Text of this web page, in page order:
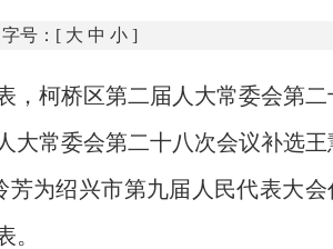
字号：[ 大 中 小 ]
，柯桥区第二届人大常委会第二
大常委会第二十八次会议补选王
为绍兴市第九届人民代表大会
。